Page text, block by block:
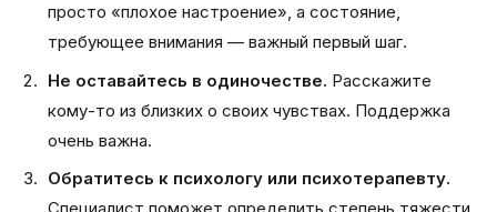
просто «плохое настроение», а состояние,
требующее внимания — важный первый шаг.
Не оставайтесь в одиночестве. Расскажите
кому-то из близких о своих чувствах. Поддержка
очень важна.
Обратитесь к психологу или психотерапевту.